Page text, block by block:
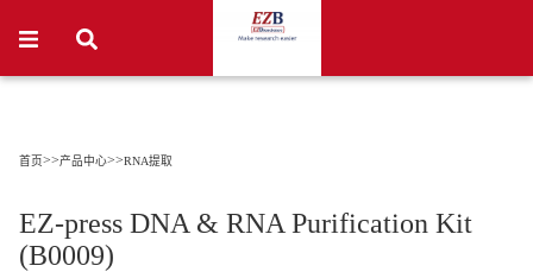
首页>>产品中心>>RNA提取
EZ-press DNA & RNA Purification Kit
(B0009)